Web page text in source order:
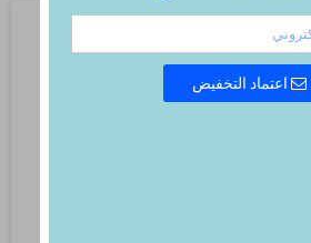
اعتماد التخفيض